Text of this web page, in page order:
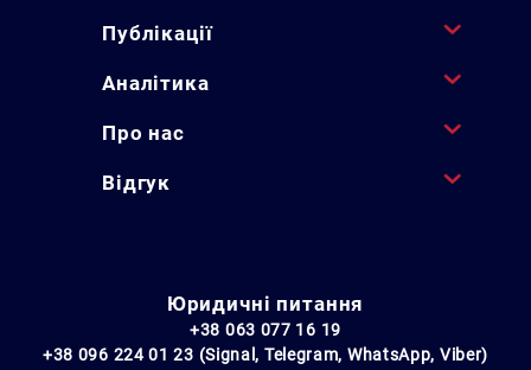
Публікації
Аналітика
Про нас
Відгук
Юридичні питання
+38 063 077 16 19
+38 096 224 01 23 (Signal, Telegram, WhatsApp, Viber)